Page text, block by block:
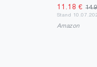
11.18 €
Stand
Amazon